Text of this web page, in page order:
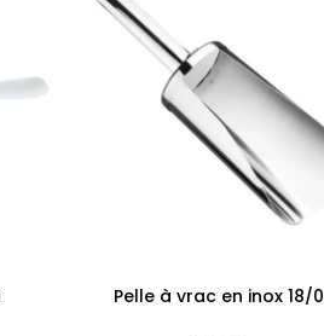
Pelle à vrac en inox 18/0